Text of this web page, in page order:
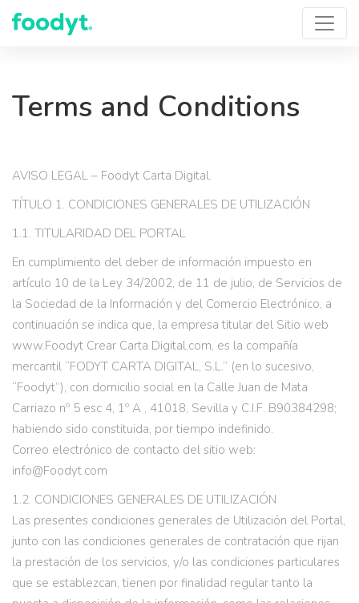
Terms and Conditions
AVISO LEGAL – Foodyt Carta Digital.
TÍTULO 1. CONDICIONES GENERALES DE UTILIZACIÓN
1.1. TITULARIDAD DEL PORTAL
En cumplimiento del deber de información impuesto en
artículo 10 de la Ley 34/2002, de 11 de julio, de Servicios de
la Sociedad de la Información y del Comercio Electrónico, a
continuación se indica que, la empresa titular del Sitio web
www.Foodyt Crear Carta Digital.com, es la compañía
mercantil “FODYT CARTA DIGITAL, S.L.” (en lo sucesivo,
“Foodyt”), con domicilio social en la Calle Juan de Mata
Carriazo nº 5 esc 4, 1º A , 41018, Sevilla y C.I.F. B90384298;
habiendo sido constituida, por tiempo indefinido.
Correo electrónico de contacto del sitio web:
info@Foodyt.com
1.2. CONDICIONES GENERALES DE UTILIZACIÓN
Las presentes condiciones generales de Utilización del Portal,
junto con las condiciones generales de contratación que rijan
la prestación de los servicios, y/o las condiciones particulares
que se establezcan, tienen por finalidad regular tanto la